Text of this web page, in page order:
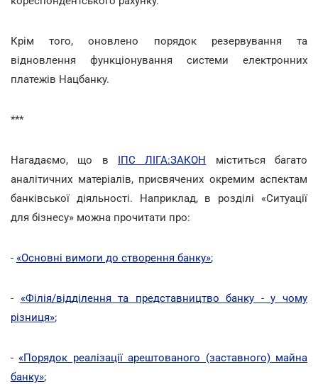
Крім того, оновлено порядок резервування та
відновлення функціонування системи електронних
платежів Нацбанку.
***
Нагадаємо, що в ІПС ЛІГА:ЗАКОН міститься багато
аналітичних матеріалів, присвячених окремим аспектам
банківської діяльності. Наприклад, в розділі «Ситуації
для бізнесу» можна прочитати про:
- «Основні вимоги до створення банку»;
- «Філія/відділення та представництво банку - у чому
різниця»;
- «Порядок реалізації арештованого (заставного) майна
банку»;